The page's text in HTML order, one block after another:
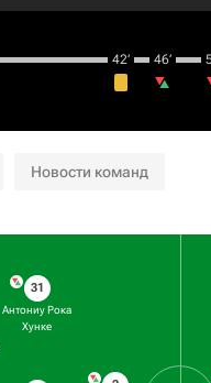
42‎’‎ 46‎’‎
Новости команд
31
Антониу Рока
Хунке